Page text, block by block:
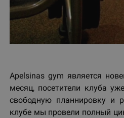
Apelsinas gym является
месяц, посетители клуба
свободную планнировку и
клубе мы провели полный